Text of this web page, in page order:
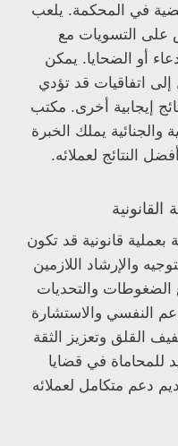
في المحكمة. يلعب
على التسويات مع
أو الضحايا. يمكن
اتفاقيات قد تؤدي
إيجابية أخرى. مكتب
والجنائية يملك الخبرة
النتائج لعملائه.
بعملية قانونية قد تكون
والإرشاد اللازمين
الضغوطات والتحديات
النفسي والاستشارة
القلق وتعزيز الثقة
للمحاماة في قضايا
دعم متكامل لعملائه